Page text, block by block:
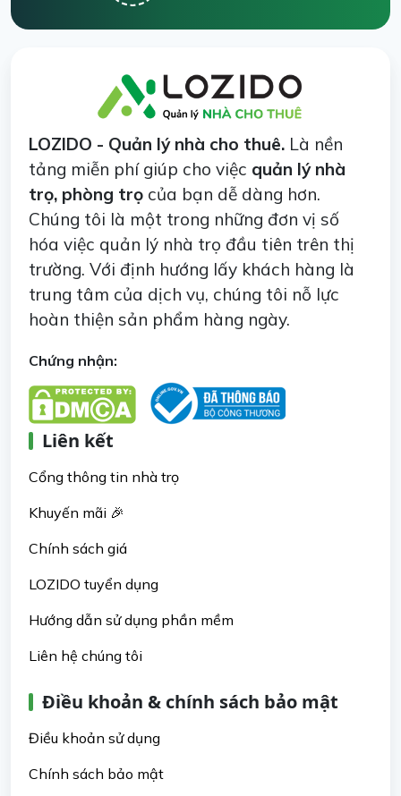
LOZIDO - Quản lý nhà cho thuê. Là nền
tảng miễn phí giúp cho việc quản lý nhà
trọ, phòng trọ của bạn dễ dàng hơn.
Chúng tôi là một trong những đơn vị số
hóa việc quản lý nhà trọ đầu tiên trên thị
trường. Với định hướng lấy khách hàng là
trung tâm của dịch vụ, chúng tôi nỗ lực
hoàn thiện sản phẩm hàng ngày.
Chứng nhận:
Liên kết
Cổng thông tin nhà trọ
Khuyến mãi 🎉
Chính sách giá
LOZIDO tuyển dụng
Hướng dẫn sử dụng phần mềm
Liên hệ chúng tôi
Điều khoản & chính sách bảo mật
Điều khoản sử dụng
Chính sách bảo mật